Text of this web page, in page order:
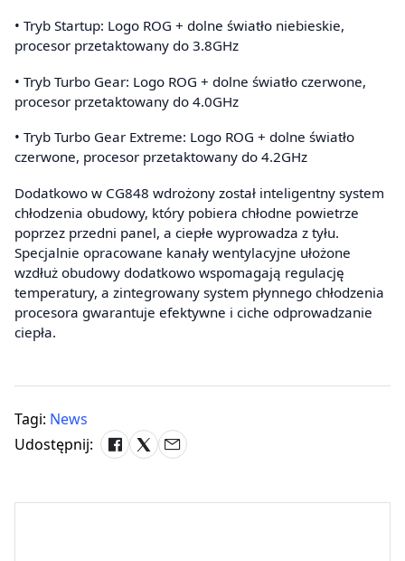
• Tryb Startup: Logo ROG + dolne światło niebieskie,
procesor przetaktowany do 3.8GHz
• Tryb Turbo Gear: Logo ROG + dolne światło czerwone,
procesor przetaktowany do 4.0GHz
• Tryb Turbo Gear Extreme: Logo ROG + dolne światło
czerwone, procesor przetaktowany do 4.2GHz
Dodatkowo w CG848 wdrożony został inteligentny system
chłodzenia obudowy, który pobiera chłodne powietrze
poprzez przedni panel, a ciepłe wyprowadza z tyłu.
Specjalnie opracowane kanały wentylacyjne ułożone
wzdłuż obudowy dodatkowo wspomagają regulację
temperatury, a zintegrowany system płynnego chłodzenia
procesora gwarantuje efektywne i ciche odprowadzanie
ciepła.
Tagi: News
Udostępnij: